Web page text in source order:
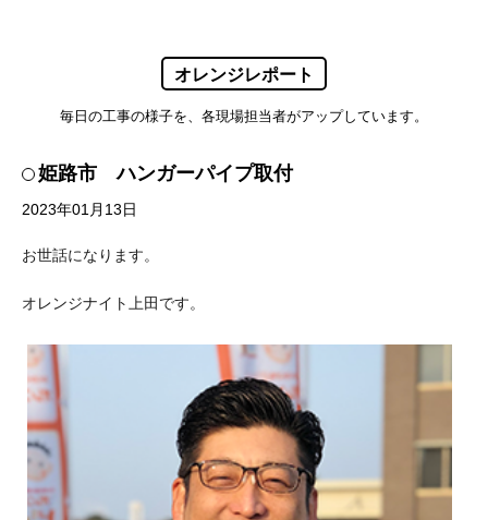
オレンジレポート
毎日の工事の様子を、各現場担当者がアップしています。
姫路市 ハンガーパイプ取付
2023年01月13日
お世話になります。
オレンジナイト上田です。